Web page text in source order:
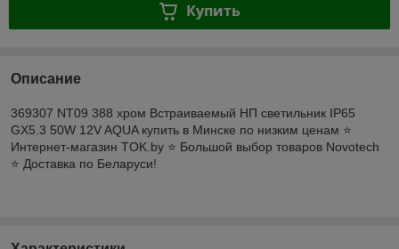
Купить
Описание
369307 NT09 388 хром Встраиваемый НП светильник IP65
GX5.3 50W 12V AQUA купить в Минске по низким ценам ⭐️
Интернет-магазин TOK.by ⭐️ Большой выбор товаров Novotech
⭐️ Доставка по Беларуси!